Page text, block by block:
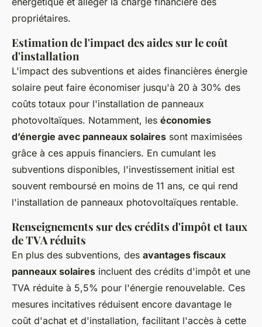
propriétaires.
Estimation de l'impact des aides sur le coût
d'installation
L'impact des subventions et aides financières énergie
solaire peut faire économiser jusqu'à 20 à 30% des
coûts totaux pour l'installation de panneaux
photovoltaïques. Notamment, les économies
d’énergie avec panneaux solaires sont maximisées
grâce à ces appuis financiers. En cumulant les
subventions disponibles, l'investissement initial est
souvent remboursé en moins de 11 ans, ce qui rend
l'installation de panneaux photovoltaïques rentable.
Renseignements sur des crédits d'impôt et taux
de TVA réduits
En plus des subventions, des avantages fiscaux
panneaux solaires incluent des crédits d'impôt et une
TVA réduite à 5,5% pour l'énergie renouvelable. Ces
mesures incitatives réduisent encore davantage le
coût d'achat et d'installation, facilitant l'accès à cette